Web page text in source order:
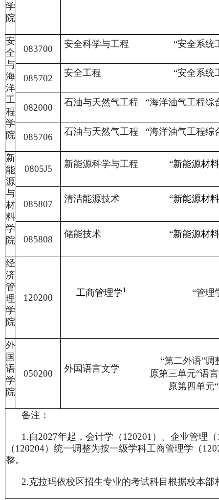
学
院
安
全
与
海
洋
工
程
学
院
083700 安全科学与工程 “安全系统
085702
安全工程 “安全系统
082000
石油与天然气工程 “海洋油气工程综
085706
石油与天然气工程 “海洋油气工程综
新
能
源
与
材
料
学
院
0805J5 新能源科学与工程 “新能源材
085807
清洁能源技术 “新能源材
085808
储能技术 “新能源材
经
济
管
理
学
院
120200 工商管理学1 “管理
外
国
语
学
院
050200 外国语言文学
“第二外语”调
原第三单元“语
原第四单元
备注：
1.自2027年起，会计学（120201）、企业管理
（120204）统一调整为按一级学科工商管理学（
整。
2.克拉玛依校区招生专业的考试科目根据校本